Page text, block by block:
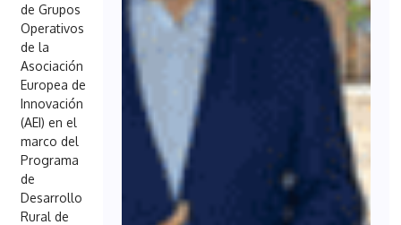
de Grupos
Operativos
de la
Asociación
Europea de
Innovación
(AEI) en el
marco del
Programa
de
Desarrollo
Rural de